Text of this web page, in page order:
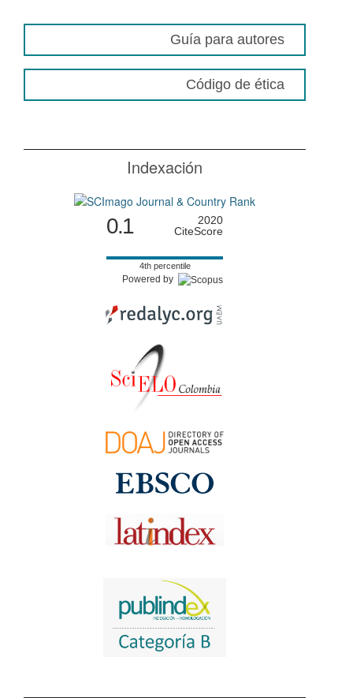
Guía para autores
Código de ética
Indexación
0.1
2020
CiteScore
4th percentile
Powered by